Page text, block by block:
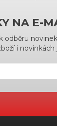
NA E-
odběru
i novinkách